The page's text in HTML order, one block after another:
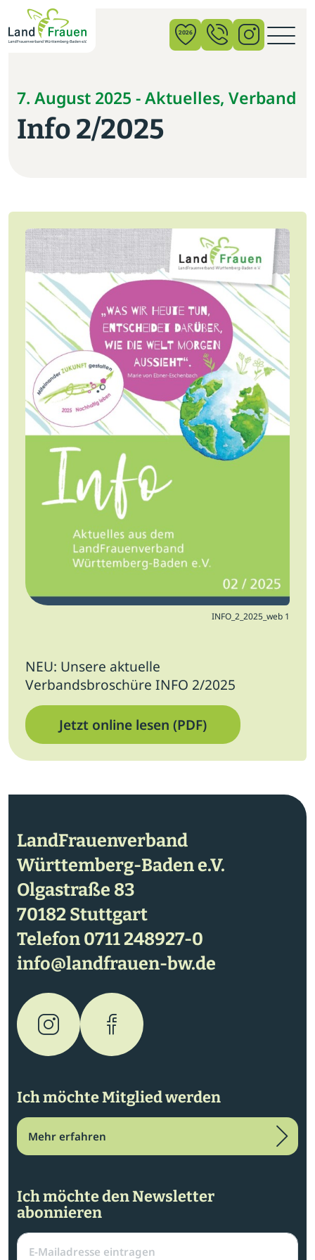
2026
7. August 2025 - Aktuelles, Verband
Info 2/2025
×
News
Verband
Gemeinschaft
Vor Ort
Startseite
Jobs
Newsletter
Presse
Intern
Login
Mitglied werden
INFO_2_2025_web 1
NEU: Unsere aktuelle
Verbandsbroschüre INFO 2/2025
Jetzt online lesen (PDF)
LandFrauenverband
Württemberg-Baden e.V.
Olgastraße 83
70182 Stuttgart
Telefon0711 248927-0
info@landfrauen-bw.de
Ich möchte Mitglied werden
Mehr erfahren
Ich möchte den Newsletter
abonnieren